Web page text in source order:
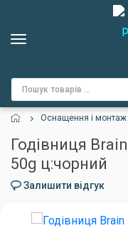
Оснащення і монтаж
Годівниця
50g ц:чорний
Залишити відгук